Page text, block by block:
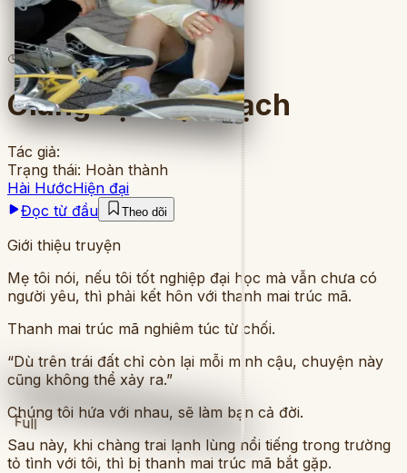
Full
20lượt đọc· 5chương
Giang Lạc Bội Trạch
Tác giả:
Trạng thái: Hoàn thành
Hài HướcHiện đại
Đọc từ đầu
Theo dõi
Giới thiệu truyện
Mẹ tôi nói, nếu tôi tốt nghiệp đại học mà vẫn chưa có
người yêu, thì phải kết hôn với thanh mai trúc mã.
Thanh mai trúc mã nghiêm túc từ chối.
“Dù trên trái đất chỉ còn lại mỗi mình cậu, chuyện này
cũng không thể xảy ra.”
Chúng tôi hứa với nhau, sẽ làm bạn cả đời.
Sau này, khi chàng trai lạnh lùng nổi tiếng trong trường
tỏ tình với tôi, thì bị thanh mai trúc mã bắt gặp.